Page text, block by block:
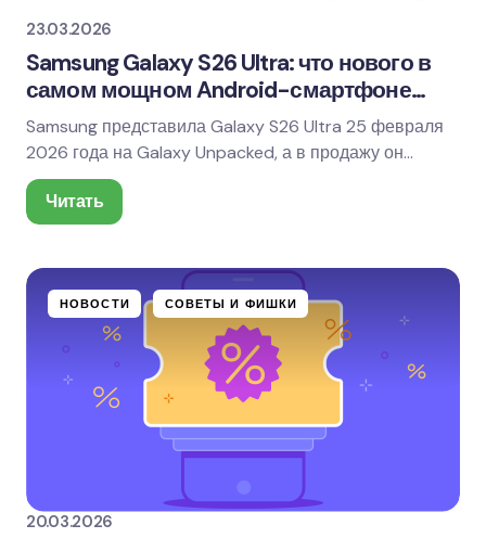
23.03.2026
Samsung Galaxy S26 Ultra: что нового в
самом мощном Android-смартфоне
2026
Samsung представила Galaxy S26 Ultra 25 февраля
2026 года на Galaxy Unpacked, а в продажу он
пошёл с 11 марта. Идея модели понятна: это “всё и…
Читать
НОВОСТИ СОВЕТЫ И ФИШКИ
20.03.2026